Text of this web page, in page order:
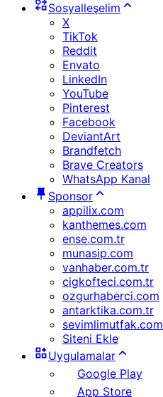
Sosyalleşelim
X
TikTok
Reddit
Envato
LinkedIn
YouTube
Pinterest
Facebook
DeviantArt
Brandfetch
Brave Creators
WhatsApp Kanal
Sponsor
appilix.com
kanthemes.com
ense.com.tr
munasip.com
vanhaber.com.tr
cigkofteci.com.tr
ozgurhaberci.com
antarktika.com.tr
sevimlimutfak.com
Siteni Ekle
Uygulamalar
Google Play
App Store